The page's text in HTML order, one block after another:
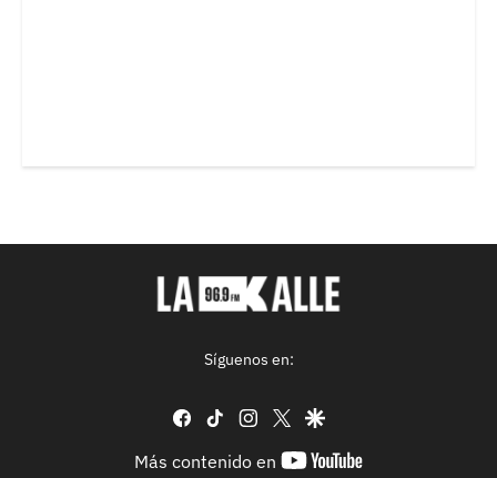
Síguenos en:
facebook
tiktok instagram
twittergoogle
Más contenido en
youtube-